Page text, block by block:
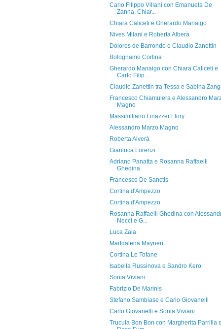
Carlo Filippo Villani con Emanuela De
Zanna, Chiar...
Chiara Caliceti e Gherardo Manaigo
Nives Milani e Roberta Alberà
Dolores de Barrondo e Claudio Zanettin
Bolognamo Cortina
Gherardo Manaigo con Chiara Caliceti e
Carlo Filip...
Claudio Zanettin tra Tessa e Sabina
Francesco Chiamulera e Alessandro
Magno
Massimiliano Finazzer Flory
Alessandro Marzo Magno
Roberta Alverà
Gianluca Lorenzi
Adriano Panatta e Rosanna Raffaelli
Ghedina
Francesco De Sanctis
Cortina d'Ampezzo
Cortina d'Ampezzo
Rosanna Raffaelli Ghedina con
Necci e G...
Luca Zaia
Maddalena Mayneri
Cortina Le Tofane
Isabella Russinova e Sandro Kero
Sonia Viviani
Fabrizio De Marinis
Stefano Sambiase e Carlo Giovanelli
Carlo Giovanelli e Sonia Viviani
Trucula Bon Bon con Margherita Parrilla